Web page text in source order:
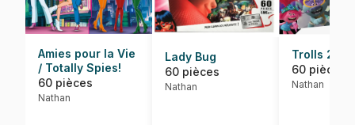
Amies pour la Vie
/ Totally Spies!
60 pièces
Nathan
Lady Bug
60 pièces
Nathan
Trolls 2
60 pièces
Nathan